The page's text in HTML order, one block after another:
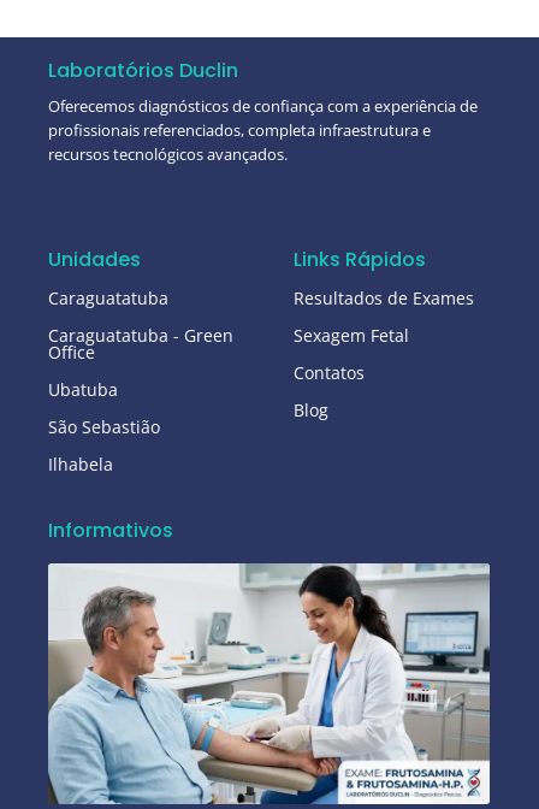
Laboratórios Duclin
Oferecemos diagnósticos de confiança com a experiência de
profissionais referenciados, completa infraestrutura e
recursos tecnológicos avançados.
Unidades
Caraguatatuba
Caraguatatuba - Green
Office
Ubatuba
São Sebastião
Ilhabela
Links Rápidos
Resultados de Exames
Sexagem Fetal
Contatos
Blog
Informativos